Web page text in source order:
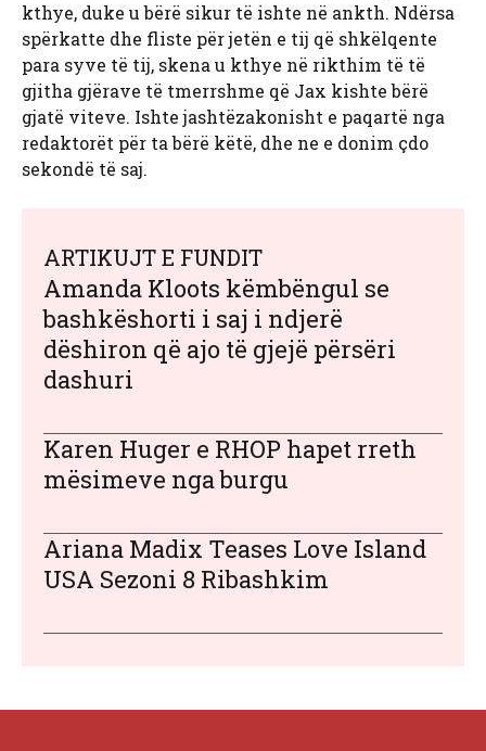
kthye, duke u bërë sikur të ishte në ankth. Ndërsa
spërkatte dhe fliste për jetën e tij që shkëlqente
para syve të tij, skena u kthye në rikthim të të
gjitha gjërave të tmerrshme që Jax kishte bërë
gjatë viteve. Ishte jashtëzakonisht e paqartë nga
redaktorët për ta bërë këtë, dhe ne e donim çdo
sekondë të saj.
ARTIKUJT E FUNDIT
Amanda Kloots këmbëngul se
bashkëshorti i saj i ndjerë
dëshiron që ajo të gjejë përsëri
dashuri
Karen Huger e RHOP hapet rreth
mësimeve nga burgu
Ariana Madix Teases Love Island
USA Sezoni 8 Ribashkim